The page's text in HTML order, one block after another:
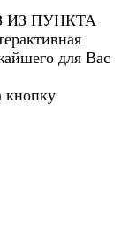
ИЗ ПУНКТА
для Вас
кнопку